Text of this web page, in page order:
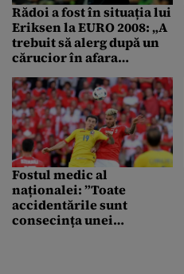
Rădoi a fost în situația lui
Eriksen la EURO 2008: „A
trebuit să alerg după un
cărucior în afara
Fostul medic al
naționalei: ”Toate
accidentările sunt
consecința unei